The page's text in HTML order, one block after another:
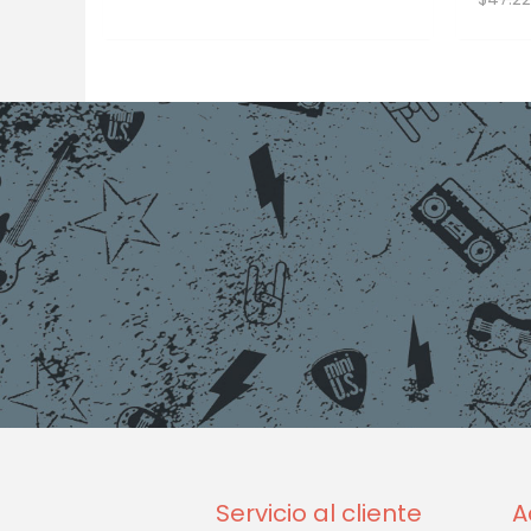
Servicio al cliente